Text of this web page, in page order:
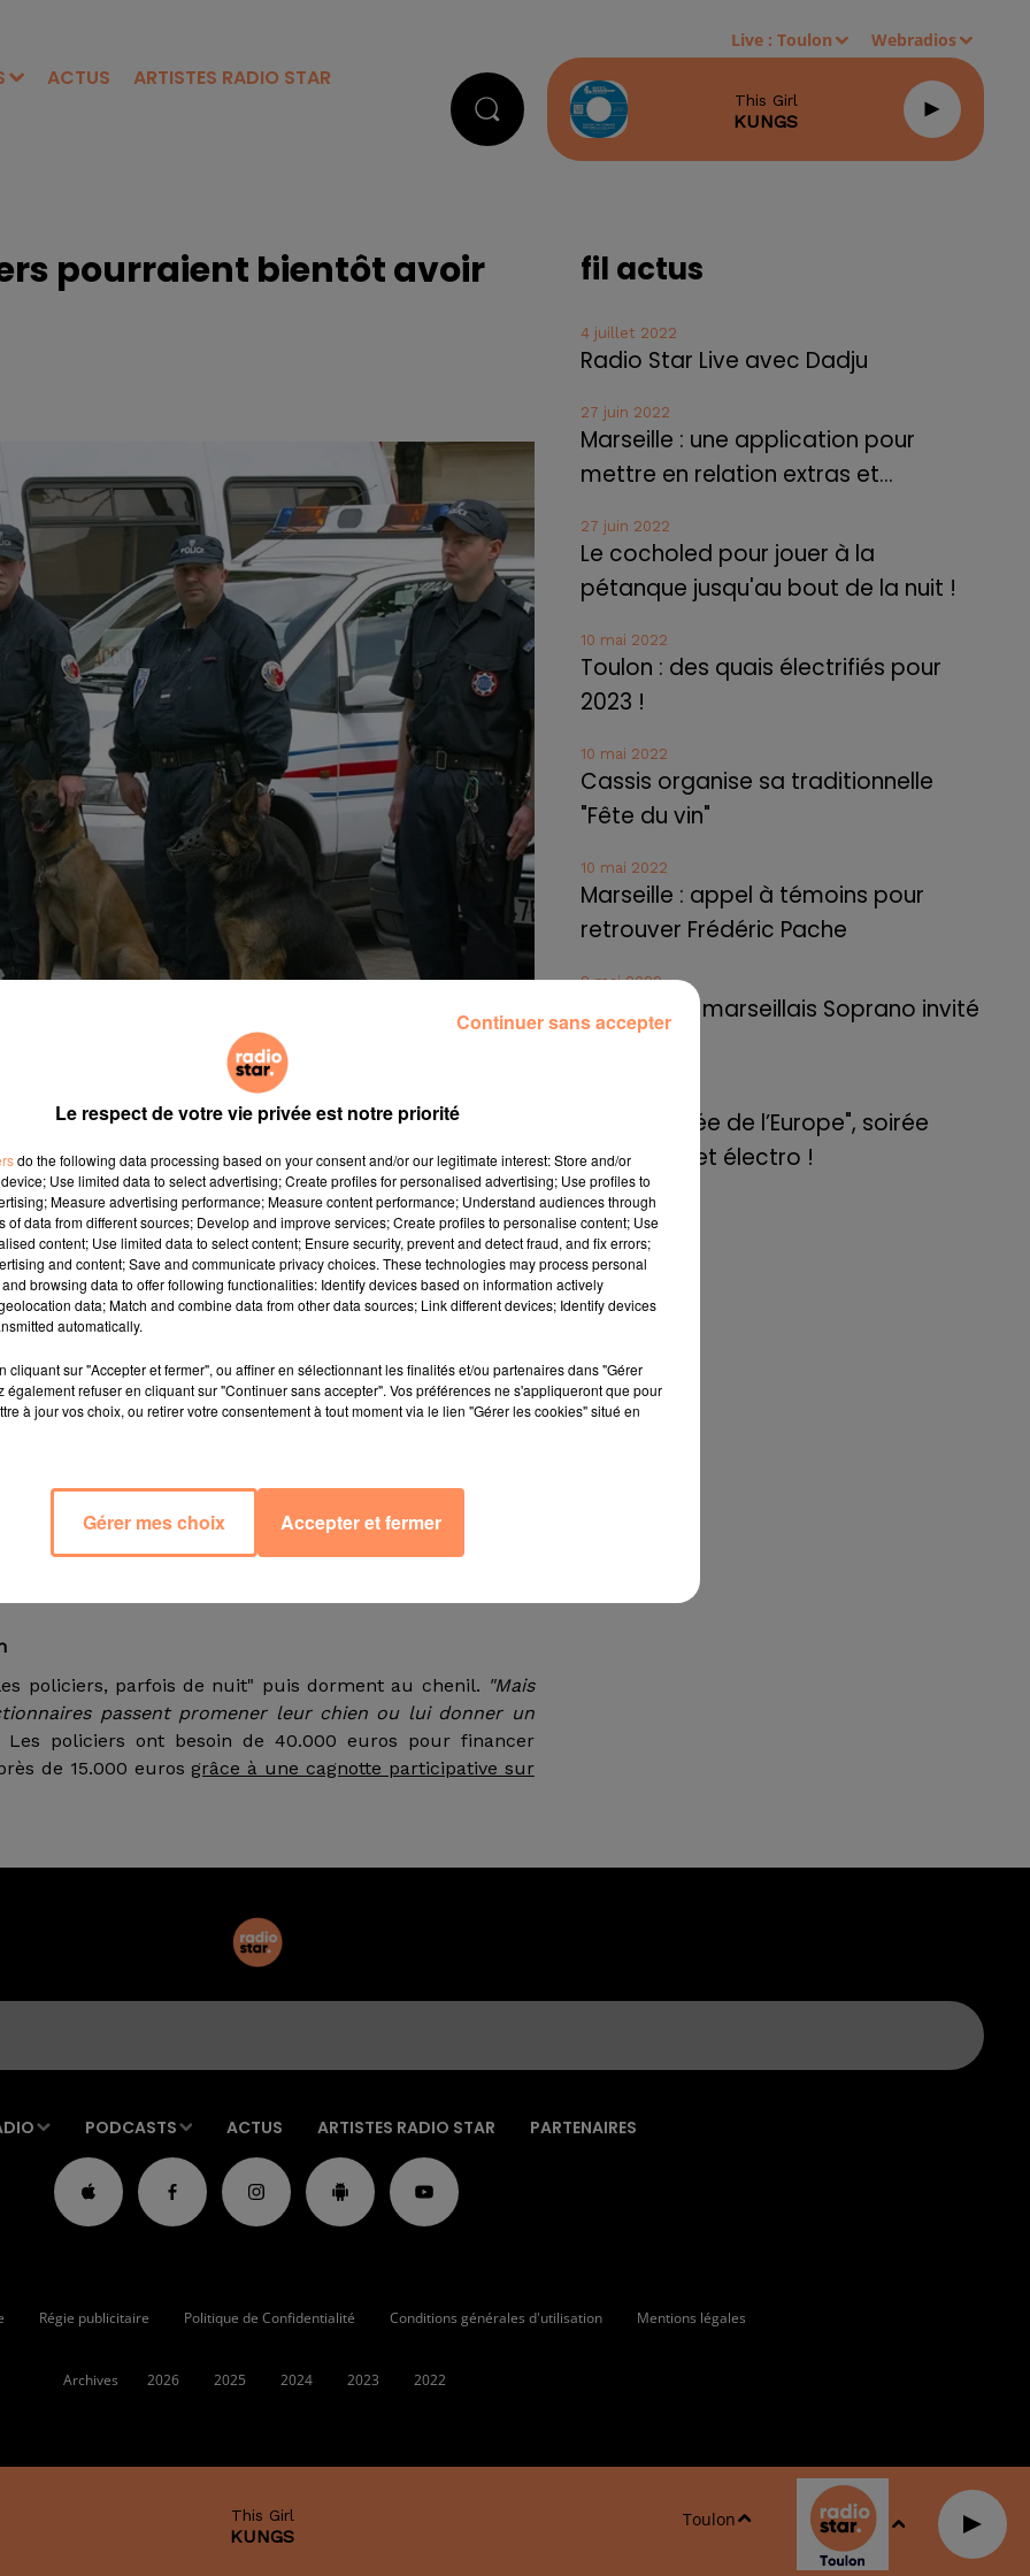
ACTUS ARTISTES RADIO STAR
Live :Toulon Webradios
This Girl
KUNGS
pourraient bientôt avoir
maison de retraite. Le sort d'Erros, 10 ans, ex-chien
"une maison de retraite" pour leurs compagnons de
conducteurs cyno-techniciens dans la police nationale, lui
chenil du Centre régional de formation des unités
eux, "il a servi la France pendant six ans, il a le droit à
les policiers veulent faire construire un chenil de 4 box et
"réformés" comme Erros."Le maître d'Erros a été
donc dangereux",décrit ce policier, qui est le seul
faire mordre.
pas placer en famille
secours pour les chiens de police qu'on ne peut pas
légère, David Rodriguez. D'autant plus que les
qui s'entendent bien, c'est difficile, mais séparer un
policiers, parfois de nuit" puis dorment au chenil. "Mais
passent promener leur chien ou lui donner un
policiers ont besoin de 40.000 euros pour financer
de 15.000 eurosgrâce à une cagnotte participative sur
fil actus
4 juillet 2022
Radio Star Live avec Dadju
27 juin 2022
Marseille : une application pour
mettre en relation extras et...
27 juin 2022
Le cocholed pour jouer à la
pétanque jusqu'au bout de la nuit !
10 mai 2022
Toulon : des quais électrifiés pour
2023 !
10 mai 2022
Cassis organise sa traditionnelle
"Fête du vin"
10 mai 2022
Marseille : appel à témoins pour
retrouver Frédéric Pache
8 mai 2022
Le rappeur marseillais Soprano invité
Aix : "Journée de l’Europe", soirée
danse et set électro !
PODCASTS ACTUS ARTISTES RADIO STAR PARTENAIRES
This Girl
KUNGS
Toulon
Régie publicitaire Politique de Confidentialité Conditions générales d'utilisation Mentions légales
Archives 2026 2025 2024 2023 2022
Le respect de votre vie privée est notre priorité
do the following data processing based on your consent and/or our legitimate interest: Store and/or
Use limited data to select advertising; Create profiles for personalised advertising; Use profiles to
Measure advertising performance; Measure content performance; Understand audiences through
of data from different sources; Develop and improve services; Create profiles to personalise content; Use
content; Use limited data to select content; Ensure security, prevent and detect fraud, and fix errors;
and content; Save and communicate privacy choices. These technologies may process personal
browsing data to offer following functionalities: Identify devices based on information actively
data; Match and combine data from other data sources; Link different devices; Identify devices
automatically.
cliquant sur "Accepter et fermer", ou affiner en sélectionnant les finalités et/ou partenaires dans "Gérer
également refuser en cliquant sur "Continuer sans accepter". Vos préférences ne s'appliqueront que pour
à jour vos choix, ou retirer votre consentement à tout moment via le lien "Gérer les cookies" situé en
Gérer mes choix Accepter et fermer
Continuer sans accepter